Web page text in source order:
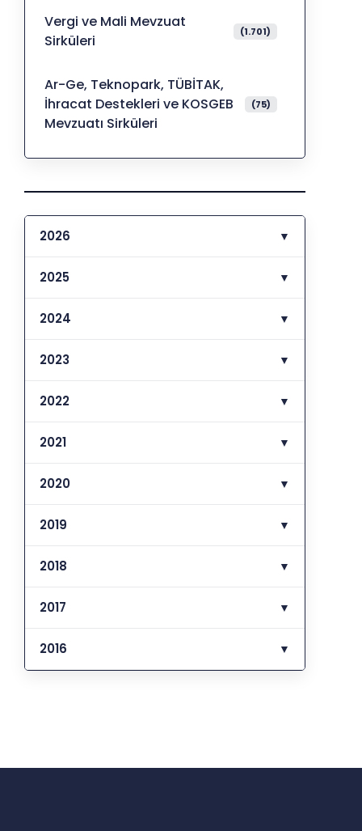
Vergi ve Mali Mevzuat
Sirküleri
(1.701)
Ar-Ge, Teknopark, TÜBİTAK,
İhracat Destekleri ve KOSGEB
Mevzuatı Sirküleri
(75)
2026 ▼
2025 ▼
2024 ▼
2023 ▼
2022 ▼
2021 ▼
2020 ▼
2019 ▼
2018 ▼
2017 ▼
2016 ▼